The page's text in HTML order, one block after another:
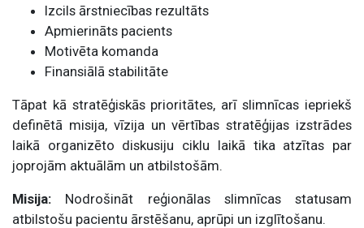
Izcils ārstniecības rezultāts
Apmierināts pacients
Motivēta komanda
Finansiālā stabilitāte
Tāpat kā stratēģiskās prioritātes, arī slimnīcas iepriekš
definētā misija, vīzija un vērtības stratēģijas izstrādes
laikā organizēto diskusiju ciklu laikā tika atzītas par
joprojām aktuālām un atbilstošām.
Misija: Nodrošināt reģionālas slimnīcas statusam
atbilstošu pacientu ārstēšanu, aprūpi un izglītošanu.